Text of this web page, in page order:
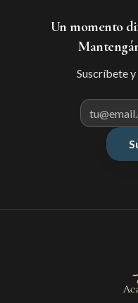
Un momento
Suscríbete y